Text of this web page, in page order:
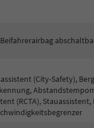
(City-Safety),
(RCTA),